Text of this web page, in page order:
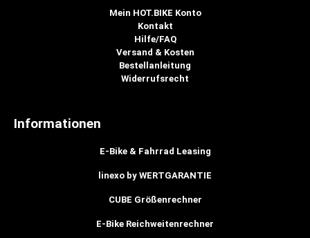
Mein HOT.BIKE Konto
Kontakt
Hilfe/FAQ
Versand & Kosten
Bestellanleitung
Widerrufsrecht
Informationen
E-Bike & Fahrrad Leasing
linexo by WERTGARANTIE
CUBE Größenrechner
E-Bike Reichweitenrechner